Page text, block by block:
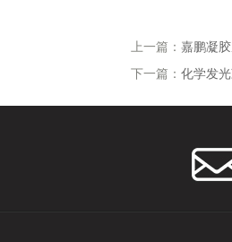
上一篇： 嘉鹏凝
下一篇： 化学发